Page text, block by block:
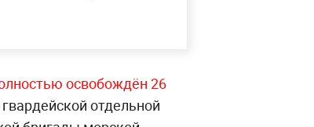
освобождён 26
отдельной